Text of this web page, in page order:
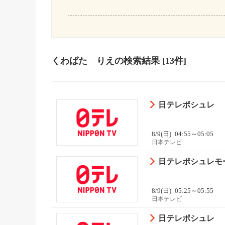
くわばた りえ の検索結果 [13件]
日テレポシュレ
8/9(日) 04:55～05:05
日本テレビ
日テレポシュレ
8/9(日) 05:25～05:55
日本テレビ
日テレポシュレ